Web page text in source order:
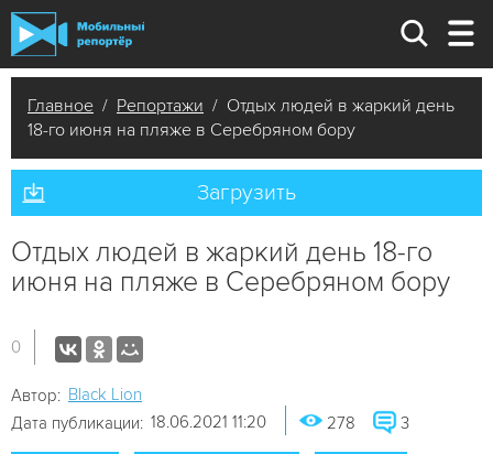
Главное / Репортажи / Отдых людей в жаркий день
18-го июня на пляже в Серебряном бору
Загрузить
Отдых людей в жаркий день 18-го
июня на пляже в Серебряном бору
0
Автор: Black Lion
Дата публикации: 18.06.2021 11:20 278 3